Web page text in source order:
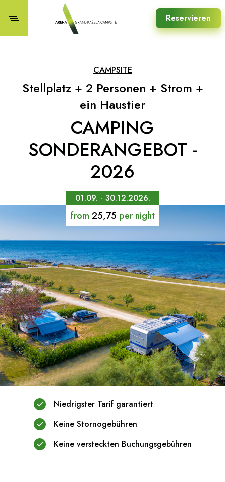
Reservieren
CAMPSITE
Stellplatz + 2 Personen + Strom +
ein Haustier
CAMPING
SONDERANGEBOT -
2026
01.09. - 30.12.2026.
from 25,75 per night
Niedrigster Tarif garantiert
Keine Stornogebühren
Keine versteckten Buchungsgebühren